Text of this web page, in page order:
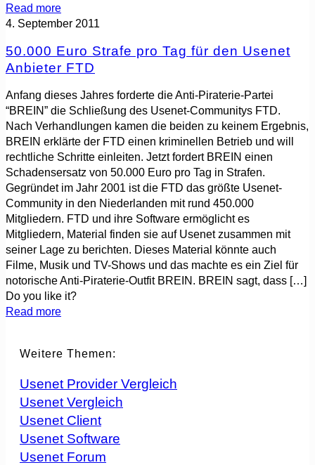
Read more
4. September 2011
50.000 Euro Strafe pro Tag für den Usenet
Anbieter FTD
Anfang dieses Jahres forderte die Anti-Piraterie-Partei
“BREIN” die Schließung des Usenet-Communitys FTD.
Nach Verhandlungen kamen die beiden zu keinem Ergebnis,
BREIN erklärte der FTD einen kriminellen Betrieb und will
rechtliche Schritte einleiten. Jetzt fordert BREIN einen
Schadensersatz von 50.000 Euro pro Tag in Strafen.
Gegründet im Jahr 2001 ist die FTD das größte Usenet-
Community in den Niederlanden mit rund 450.000
Mitgliedern. FTD und ihre Software ermöglicht es
Mitgliedern, Material finden sie auf Usenet zusammen mit
seiner Lage zu berichten. Dieses Material könnte auch
Filme, Musik und TV-Shows und das machte es ein Ziel für
notorische Anti-Piraterie-Outfit BREIN. BREIN sagt, dass […]
Do you like it?
Read more
Weitere Themen:
Usenet Provider Vergleich
Usenet Vergleich
Usenet Client
Usenet Software
Usenet Forum